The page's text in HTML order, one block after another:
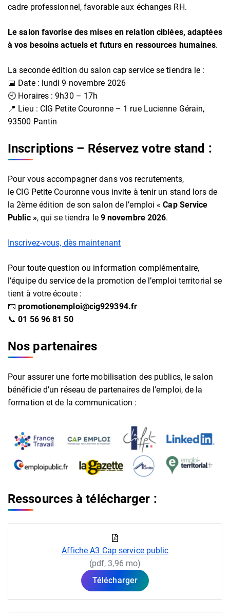
cadre professionnel, favorable aux échanges RH.
Le salon favorise des mises en relation ciblées, adaptées
à vos besoins actuels et futurs en ressources humaines.
La seconde édition du salon cap service se tiendra le :
📅 Date : lundi 9 novembre 2026
🕘 Horaires : 9h30 – 17h
📍 Lieu : CIG Petite Couronne – 1 rue Lucienne Gérain,
93500 Pantin
Inscriptions – Réservez votre stand :
Pour vous accompagner dans vos recrutements,
le CIG Petite Couronne vous invite à tenir un stand lors de
la 2ème édition de son salon de l’emploi «Cap Service
Public », qui se tiendra le 9 novembre 2026.
Inscrivez-vous, dès maintenant
Pour toute question ou information complémentaire,
l’équipe du service de la promotion de l’emploi territorial se
tient à votre écoute :
📧promotionemploi@cig929394.fr
📞01 56 96 81 50
Nos partenaires
Pour assurer une forte mobilisation des publics, le salon
bénéficie d’un réseau de partenaires de l’emploi, de la
formation et de la communication :
Ressources à télécharger :
Affiche A3 Cap service public
(pdf, 3,96 mo)
Télécharger